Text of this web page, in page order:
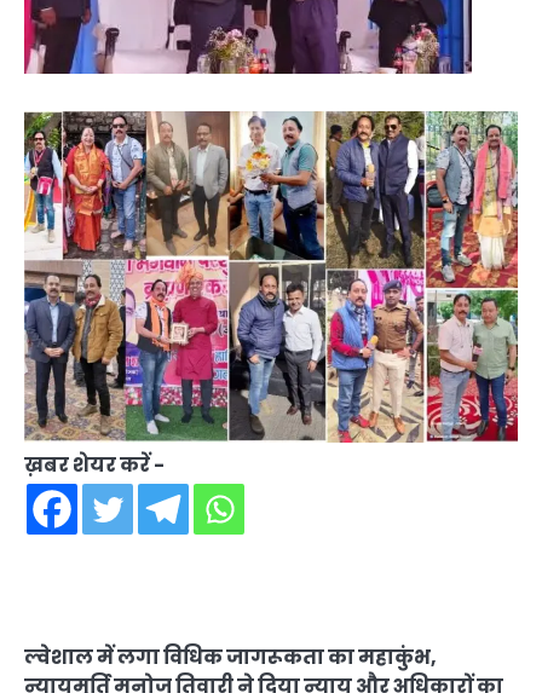
ख़बर शेयर करें -
ल्वेशाल में लगा विधिक जागरूकता का महाकुंभ,
न्यायमूर्ति मनोज तिवारी ने दिया न्याय और अधिकारों का